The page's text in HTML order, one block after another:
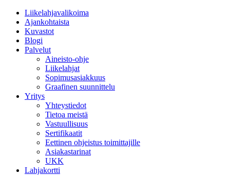
Liikelahjavalikoima
Ajankohtaista
Kuvastot
Blogi
Palvelut
Aineisto-ohje
Liikelahjat
Sopimusasiakkuus
Graafinen suunnittelu
Yritys
Yhteystiedot
Tietoa meistä
Vastuullisuus
Sertifikaatit
Eettinen ohjeistus toimittajille
Asiakastarinat
UKK
Lahjakortti